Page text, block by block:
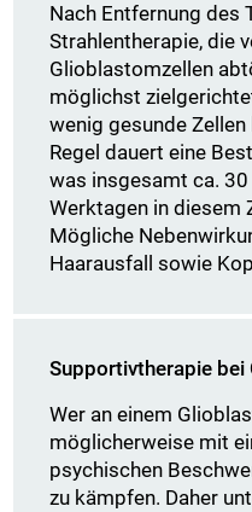
Nach Entfernung des
Strahlentherapie, die
Glioblastomzellen
möglichst
wenig gesunde
Regel dauert eine
was insgesamt ca. 30
Werktagen in diesem
Mögliche
Haarausfall sowie
Supportivtherapie
Wer an einem
möglicherweise mit
psychischen
zu kämpfen. Daher